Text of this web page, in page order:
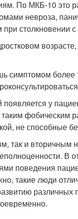
По МКБ-10 это
невроза,
столкновении с
симптомом
у
фобическим
не способные
так и
В
поведения
такие люди
различных